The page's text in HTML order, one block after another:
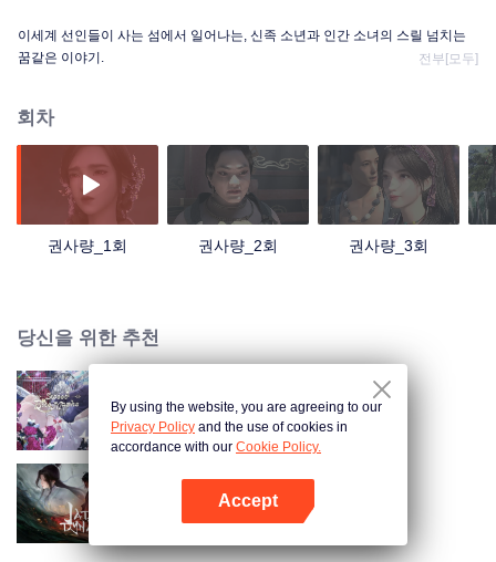
이세계 선인들이 사는 섬에서 일어나는, 신족 소년과 인간 소녀의 스릴 넘치는
꿈같은 이야기.
전부[모두]
회차
권사량_1회 권사량_2회 권사량_3회
당신을 위한 추천
Sweet Bite Mark
By using the website, you are agreeing to our
Privacy Policy and the use of cookies in
accordance with our Cookie Policy.
Accept